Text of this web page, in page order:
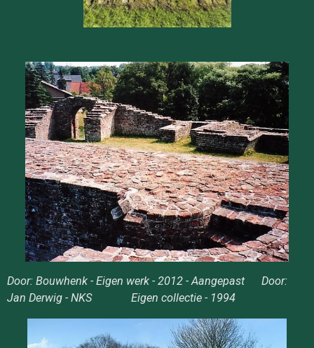
Door: Bouwhenk - Eigen werk - 2012 - Aangepast Door:
Jan Derwig - NKS Eigen collectie - 1994